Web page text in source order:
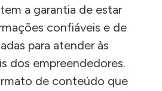
a garantia de estar
confiáveis e de
para atender às
dos empreendedores.
de conteúdo que